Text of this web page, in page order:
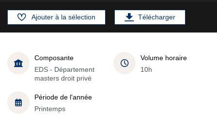
Ajouter à la sélection Télécharger
Composante
EDS - Département
masters droit privé
Volume horaire
10h
Période de l'année
Printemps